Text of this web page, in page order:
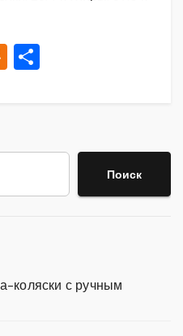
O
kl
a
в
и Поиск
коляски с ручным